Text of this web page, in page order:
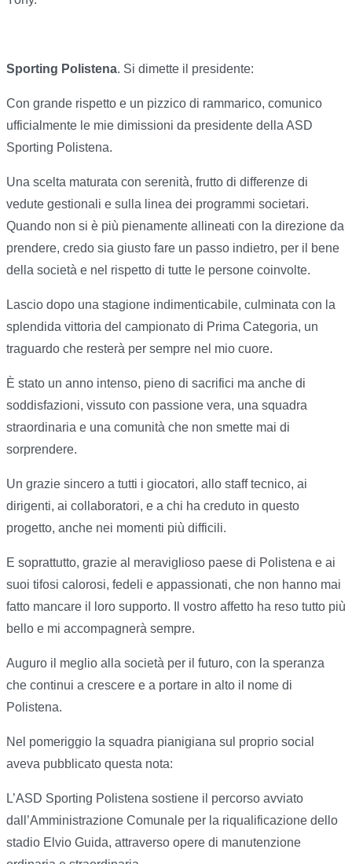
Sporting Polistena. Si dimette il presidente:
Con grande rispetto e un pizzico di rammarico, comunico
ufficialmente le mie dimissioni da presidente della ASD
Sporting Polistena.
Una scelta maturata con serenità, frutto di differenze di
vedute gestionali e sulla linea dei programmi societari.
Quando non si è più pienamente allineati con la direzione da
prendere, credo sia giusto fare un passo indietro, per il bene
della società e nel rispetto di tutte le persone coinvolte.
Lascio dopo una stagione indimenticabile, culminata con la
splendida vittoria del campionato di Prima Categoria, un
traguardo che resterà per sempre nel mio cuore.
È stato un anno intenso, pieno di sacrifici ma anche di
soddisfazioni, vissuto con passione vera, una squadra
straordinaria e una comunità che non smette mai di
sorprendere.
Un grazie sincero a tutti i giocatori, allo staff tecnico, ai
dirigenti, ai collaboratori, e a chi ha creduto in questo
progetto, anche nei momenti più difficili.
E soprattutto, grazie al meraviglioso paese di Polistena e ai
suoi tifosi calorosi, fedeli e appassionati, che non hanno mai
fatto mancare il loro supporto. Il vostro affetto ha reso tutto più
bello e mi accompagnerà sempre.
Auguro il meglio alla società per il futuro, con la speranza
che continui a crescere e a portare in alto il nome di
Polistena.
Nel pomeriggio la squadra pianigiana sul proprio social
aveva pubblicato questa nota:
L’ASD Sporting Polistena sostiene il percorso avviato
dall’Amministrazione Comunale per la riqualificazione dello
stadio Elvio Guida, attraverso opere di manutenzione